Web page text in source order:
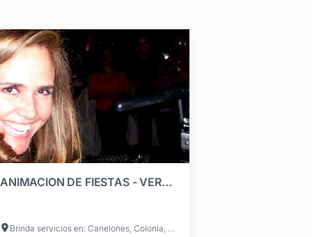
ANIMACION DE FIESTAS - VERONICA ARAUJO JAUME - PIZZA SING
Brinda servicios en: Canelones, Colonia, Durazno, Flores, Maldonado, Paysandú, Río Negro, Rivera, Rocha, Salto, San José, Soriano, Tacuarembó, Treinta y Tres, Lavalleja, Florida, Cerro Largo, Artigas, Montevideo